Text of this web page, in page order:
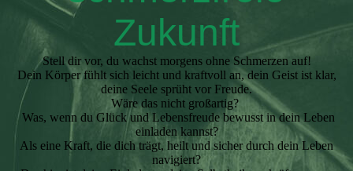
Zukunft
Stell dir vor, du wachst morgens ohne Schmerzen auf!
Dein Körper fühlt sich leicht und kraftvoll an, dein Geist ist klar,
deine Seele sprüht vor Freude.
Wäre das nicht großartig?
Was, wenn du Glück und Lebensfreude bewusst in dein Leben
einladen kannst?
Als eine Kraft, die dich trägt, heilt und sicher durch dein Leben
navigiert?